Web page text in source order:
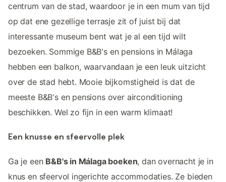
centrum van de stad, waardoor je in een mum van tijd
op dat ene gezellige terrasje zit of juist bij dat
interessante museum bent wat je al een tijd wilt
bezoeken. Sommige B&B's en pensions in Málaga
hebben een balkon, waarvandaan je een leuk uitzicht
over de stad hebt. Mooie bijkomstigheid is dat de
meeste B&B's en pensions over airconditioning
beschikken. Wel zo fijn in een warm klimaat!
Een knusse en sfeervolle plek
Ga je een B&B's in Málaga boeken, dan overnacht je in
knus en sfeervol ingerichte accommodaties. Ze bieden